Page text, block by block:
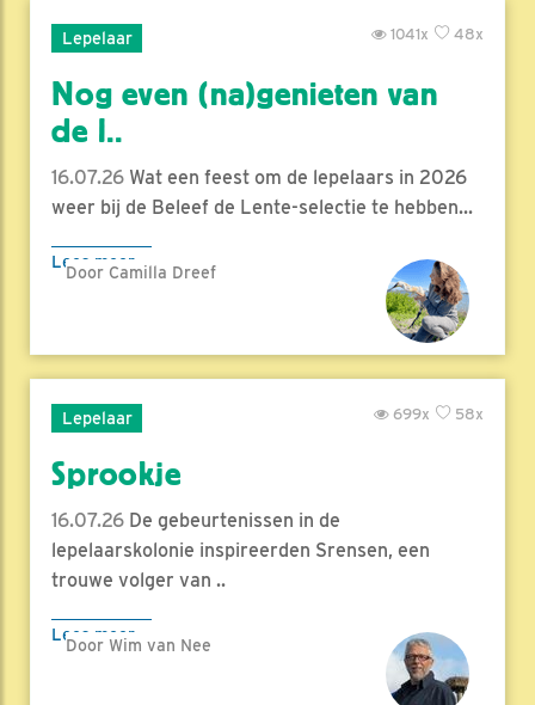
Lepelaar 48x
1041x
Nog even (na)genieten van
de l..
16.07.26 Wat een feest om de lepelaars in 2026
weer bij de Beleef de Lente-selectie te hebben...
Lees meer
Door Camilla Dreef
Lepelaar 58x
699x
Sprookje
16.07.26 De gebeurtenissen in de
lepelaarskolonie inspireerden Srensen, een
trouwe volger van ..
Lees meer
Door Wim van Nee